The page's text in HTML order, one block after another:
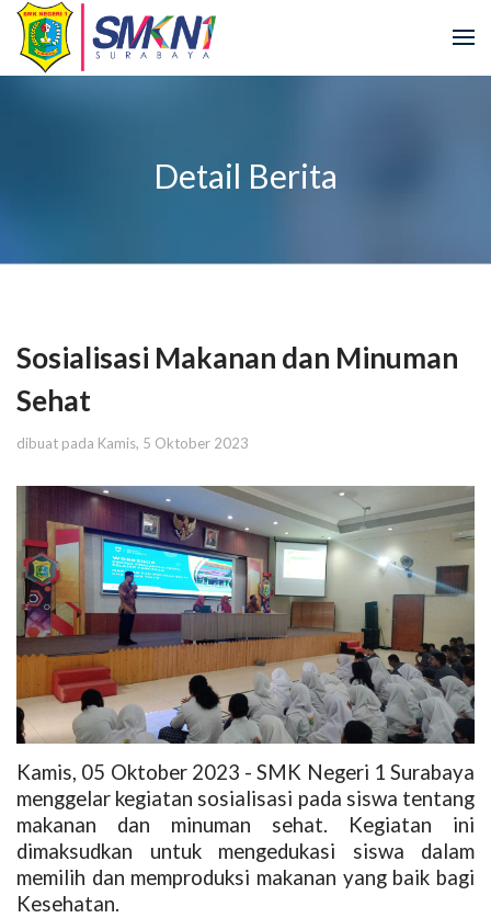
Detail Berita
Sosialisasi Makanan dan Minuman
Sehat
dibuat pada Kamis, 5 Oktober 2023
Kamis, 05 Oktober 2023 - SMK Negeri 1 Surabaya
menggelar kegiatan sosialisasi pada siswa tentang
makanan dan minuman sehat. Kegiatan ini
dimaksudkan untuk mengedukasi siswa dalam
memilih dan memproduksi makanan yang baik bagi
Kesehatan.